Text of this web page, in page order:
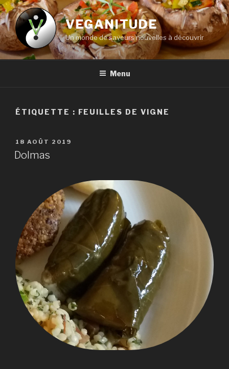
Aller
au
contenu
principal
VEGANITUDE
Un monde de saveurs nouvelles à découvrir
Menu
ÉTIQUETTE : FEUILLES DE VIGNE
PUBLIÉ
LE
18 AOÛT 2019
Dolmas